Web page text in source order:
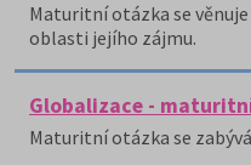
Maturitní otázka se
oblasti jejího zájmu.
Globalizace -
Maturitní otázka se